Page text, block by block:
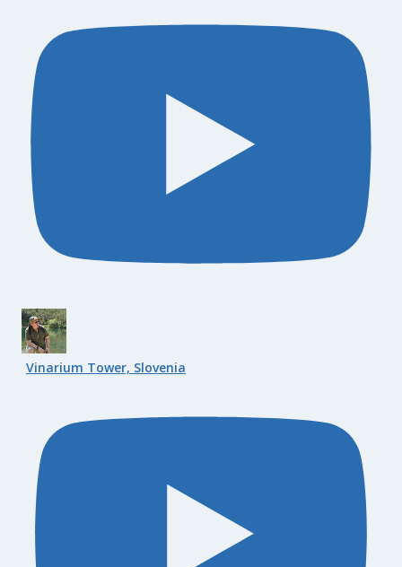
Vinarium Tower, Slovenia